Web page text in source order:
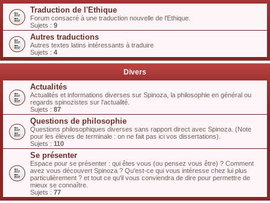
Traduction de l'Ethique
Forum consacré à une traduction nouvelle de l'Ethique.
Sujets : 9
Autres traductions
Autres textes latins intéressants à traduire
Sujets : 4
Divers
Actualités
Actualités et informations diverses sur Spinoza, la philosophie en général ou
regards spinozistes sur l'actualité.
Sujets : 87
Questions de philosophie
Questions philosophiques diverses sans rapport direct avec Spinoza. (Note
pour les élèves de terminale : on ne fait pas ici vos dissertations).
Sujets : 110
Se présenter
Espace pour se présenter : qui êtes vous (ou pensez vous être) ? Comment
avez vous découvert Spinoza ? Qu'est-ce qui vous intéresse chez lui plus
particulièrement ? et tout ce qu'il vous conviendra de dire pour permettre de
mieux se connaître.
Sujets : 77